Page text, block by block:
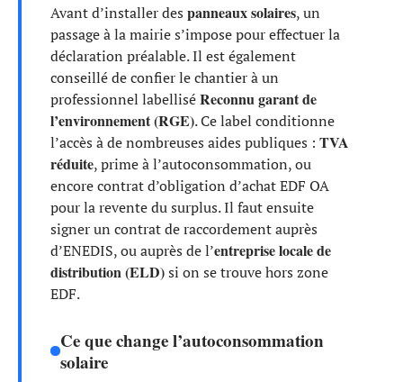
Avant d’installer des panneaux solaires, un
passage à la mairie s’impose pour effectuer la
déclaration préalable. Il est également
conseillé de confier le chantier à un
professionnel labelliséReconnu garant de
l’environnement (RGE). Ce label conditionne
l’accès à de nombreuses aides publiques : TVA
réduite, prime à l’autoconsommation, ou
encore contrat d’obligation d’achat EDF OA
pour la revente du surplus. Il faut ensuite
signer un contrat de raccordement auprès
d’ENEDIS, ou auprès de l’entreprise locale de
distribution (ELD)si on se trouve hors zone
EDF.
Ce que change l’autoconsommation
solaire